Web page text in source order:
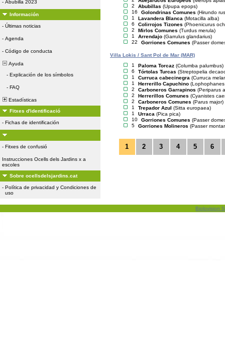
- Abubilla 2023
Información
- Últimas noticias
- Agenda
- Código de conducta
Ayuda
- Explicación de los símbolos
- FAQ
Estadísticas
Fitxes d'identificació
- Fichas de identificación
- Fitxes de confusió
Instrucciones Ocells dels Jardins x a
escoles
Sobre ocellsdelsjardins.cat
- Política de privacidad y Condiciones de
uso
2
Abubillas (Upupa epops)
16
Golondrinas Comunes (Hirundo
1
Lavandera Blanca (Motacilla alba)
6
Colirrojos Tizones (Phoenicurus
2
Mirlos Comunes (Turdus merula)
1
Arrendajo (Garrulus glandarius)
22
Gorriones Comunes (Passer
Villa Lokis / Sant Pol de Mar (MAR)
1
Paloma Torcaz (Columba palumbus)
6
Tórtolas Turcas (Streptopelia
1
Curruca cabecinegra (Curruca
1
Herrerillo Capuchino
2
Carboneros Garrapinos (Periparus
2
Herrerillos Comunes (Cyanistes
2
Carboneros Comunes (Parus major)
1
Trepador Azul (Sitta europaea)
1
Urraca (Pica pica)
10
Gorriones Comunes (Passer
5
Gorriones Molineros (Passer
1 2 3 4 5 6
Biolovision